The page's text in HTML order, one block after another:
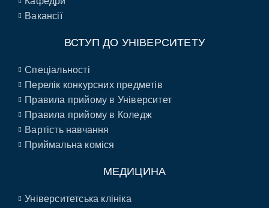
Вакансії
ВСТУП ДО УНІВЕРСИТЕТУ
Спеціальності
Перелік конкурсних предметів
Правила прийому в Університет
Правила прийому в Коледж
Вартість навчання
Приймальна коміся
МЕДИЦИНА
Університетська клініка